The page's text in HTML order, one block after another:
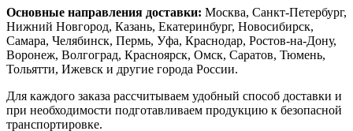
Основные направления доставки: Москва, Санкт-Петербург,
Нижний Новгород, Казань, Екатеринбург, Новосибирск,
Самара, Челябинск, Пермь, Уфа, Краснодар, Ростов-на-Дону,
Воронеж, Волгоград, Красноярск, Омск, Саратов, Тюмень,
Тольятти, Ижевск и другие города России.
Для каждого заказа рассчитываем удобный способ доставки и
при необходимости подготавливаем продукцию к безопасной
транспортировке.